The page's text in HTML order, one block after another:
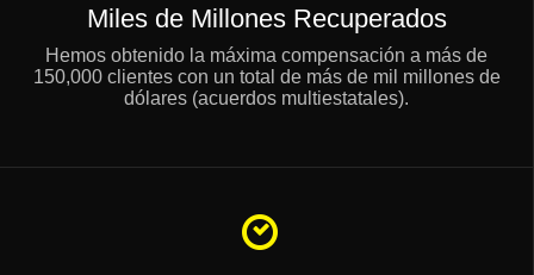
Miles de Millones Recuperados
Hemos obtenido la máxima compensación a más de
150,000 clientes con un total de más de mil millones de
dólares (acuerdos multiestatales).